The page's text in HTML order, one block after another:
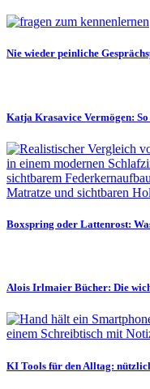
Nie wieder peinliche
Katja Krasavice Vermögen:
Boxspring oder Lattenrost:
Alois Irlmaier Bücher: Die
KI Tools für den Alltag: